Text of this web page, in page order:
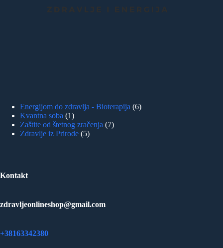
Energijom do zdravlja - Bioterapija 66
Kvantna soba 11
product
Zaštite od štetnog zračenja 77
Zdravlje iz Prirode 55
Kontakt
zdravljeonlineshop@gmail.com
+38163342380